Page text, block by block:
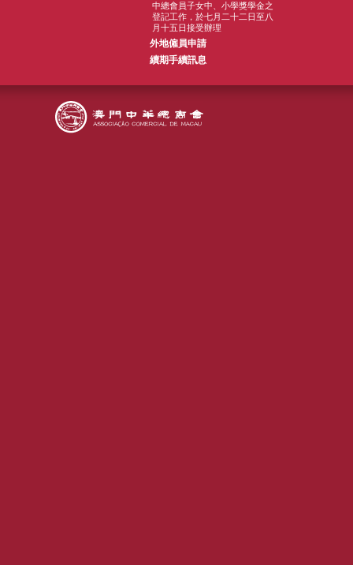
中總會員子女中、小學獎學金之
登記工作，於七月二十二日至八
月十五日接受辦理
外地僱員申請
續期手續訊息